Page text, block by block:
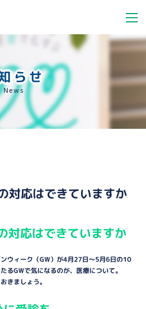
らせ
News
対応はできていますか
対応はできていますか
ウィーク（GW）が4月27日～5月6日の10
るGWで気になるのが、医療について。
きましょう。